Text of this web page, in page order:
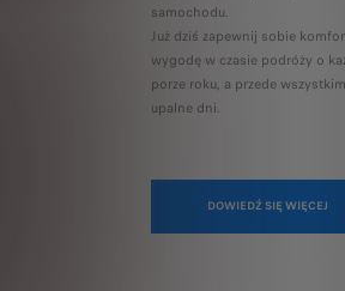
samochodu.
Już dziś zapewnij sobie
wygodę w czasie podróży o
porze roku, a przede
upalne dni.
DOWIEDŹ SIĘ WIĘCEJ